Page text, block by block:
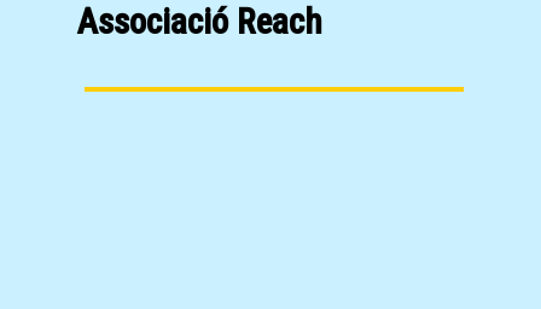
Associació Reach